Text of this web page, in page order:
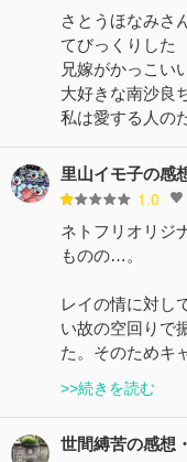
さとうほなみさ
てびっくりした
兄嫁がかっこい
大好きな南沙良
私は愛する人の
里山イモ子の感
1.0
ネトフリオリジ
ものの…。
レイの情に対し
い故の空回りで
た。そのためキ
>>続きを読む
世間縛苦の感想